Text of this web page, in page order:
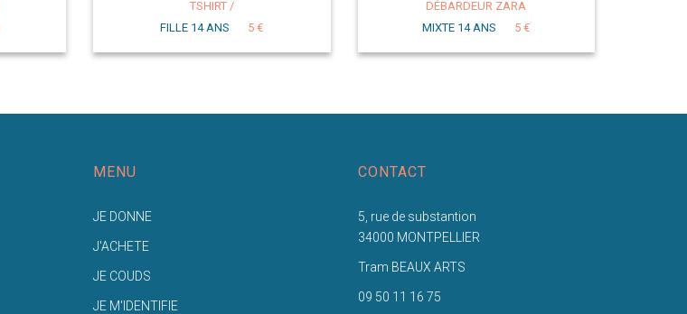
TSHIRT /
FILLE 14 ANS
5 €
DÉBARDEUR ZARA
MIXTE 14 ANS
5 €
MENU
JE DONNE
J'ACHETE
JE COUDS
JE M'IDENTIFIE
CONTACT
5, rue de substantion
34000 MONTPELLIER
Tram BEAUX ARTS
09 50 11 16 75